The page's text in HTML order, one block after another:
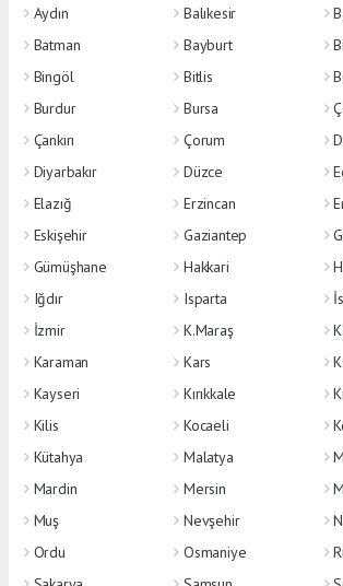
Aydın
Balıkesir
Batman
Bayburt
Bingöl
Bitlis
Burdur
Bursa
Çankırı
Çorum
Diyarbakır
Düzce
Elazığ
Erzincan
Eskişehir
Gaziantep
Gümüşhane
Hakkari
Iğdır
Isparta
İzmir
K.Maraş
Karaman
Kars
Kayseri
Kırıkkale
Kilis
Kocaeli
Kütahya
Malatya
Mardin
Mersin
Muş
Nevşehir
Ordu
Osmaniye